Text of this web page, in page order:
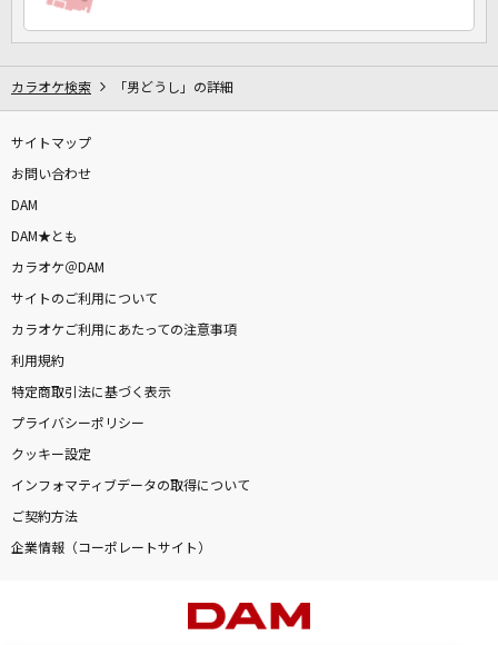
カラオケ検索 「男どうし」の詳細
サイトマップ
お問い合わせ
DAM
DAM★とも
カラオケ＠DAM
サイトのご利用について
カラオケご利用にあたっての注意事項
利用規約
特定商取引法に基づく表示
プライバシーポリシー
クッキー設定
インフォマティブデータの取得について
ご契約方法
企業情報（コーポレートサイト）